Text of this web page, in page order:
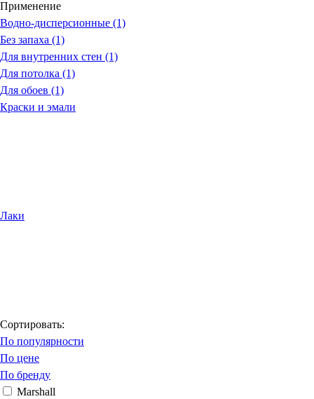
Применение
Водно-дисперсионные (1)
Без запаха (1)
Для внутренних стен (1)
Для потолка (1)
Для обоев (1)
Краски и эмали
Лаки
Сортировать:
По популярности
По цене
По бренду
Marshall